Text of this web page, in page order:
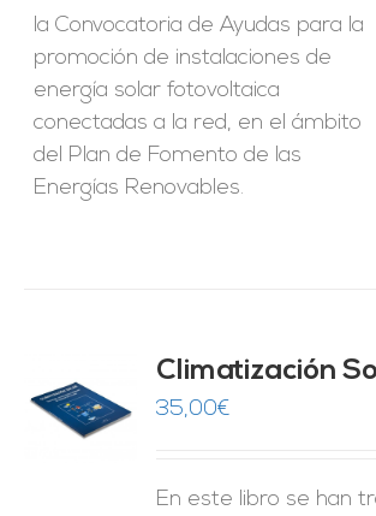
la Convocatoria de Ayudas para la
promoción de instalaciones de
energía solar fotovoltaica
conectadas a la red, en el ámbito
del Plan de Fomento de las
Energías Renovables.
Climatización
35,00€
En este libro se han